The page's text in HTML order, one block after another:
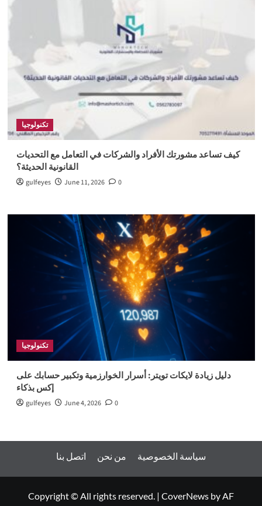
تكنولوجيا
كيف تساعد مشورتك الأفراد والشركات في التعامل مع التحديات
القانونية الحديثة؟
gulfeyes June 11, 2026 0
تكنولوجيا
دليل زيادة لايكات تويتر: أسرار الخوارزمية وتكبير حسابك على
إكس بذكاء
gulfeyes June 4, 2026 0
اتصل بنا من نحن سياسة الخصوصية
Copyright © All rights reserved. | CoverNews by AF